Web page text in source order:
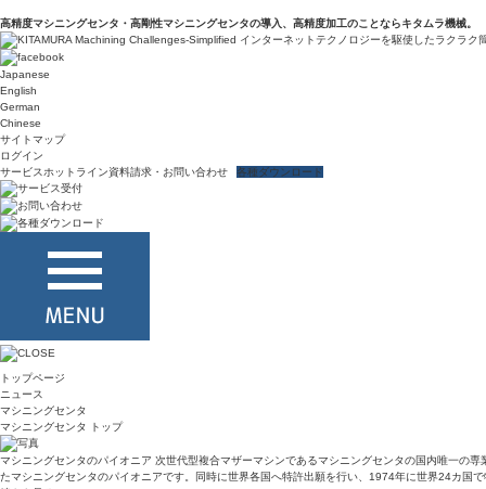
高精度マシニングセンタ・高剛性マシニングセンタの導入、高精度加工のことならキタムラ機械。
Japanese
English
German
Chinese
サイトマップ
ログイン
サービスホットライン資料請求・お問い合わせ 各種ダウンロード
トップページ
ニュース
マシニングセンタ
マシニングセンタ トップ
マシニングセンタのパイオニア 次世代型複合マザーマシンであるマシニングセンタの国内唯一の
たマシニングセンタのパイオニアです。同時に世界各国へ特許出願を行い、1974年に世界24カ国